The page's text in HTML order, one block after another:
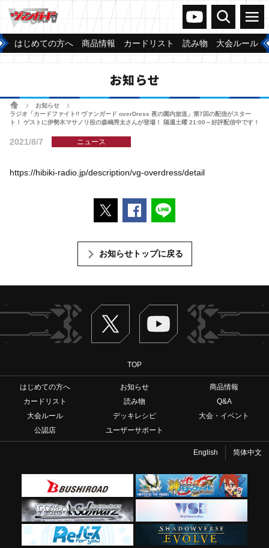
ヴァンガードch
検索 メニュー
はじめての方へ 商品情報 カードリスト 読み物 大会ルール
お知らせ
ホームお知らせ
ラジオ「カードファイト!! ヴァンガード overDress 夜の園内放送」第7回の配信がスター
ト！ ゲストに伊勢木マサノリ役の森嶋秀太さんが登場！ 隔週土曜 21:00～好評配信中です！
2021/8/7 ニュース
https://hibiki-radio.jp/description/vg-overdress/detail
ポストするFacebookでシェアする
お知らせトップに戻る
Twitter ヴァンガードch
TOP
はじめての方へ お知らせ
商品情報
カードリスト
読み物
Q&A
大会ルール
デッキレシピ
大会・イベント
公認店
ユーザーサポート
English 简体中文